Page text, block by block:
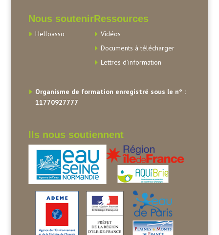
Nous soutenir
Helloasso
Ressources
Vidéos
Documents à télécharger
Lettres d’information
Organisme de formation enregistré sous le n° :
11770927777
Ils nous soutiennent